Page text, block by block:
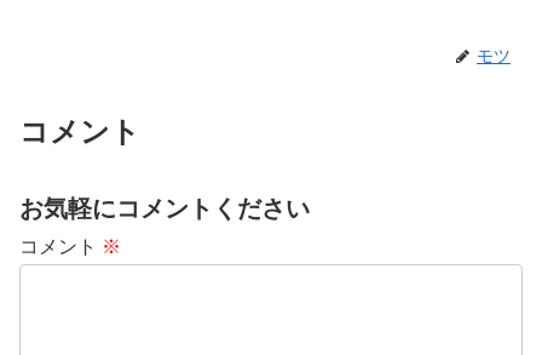
モツ
コメント
お気軽にコメントください
コメント ※